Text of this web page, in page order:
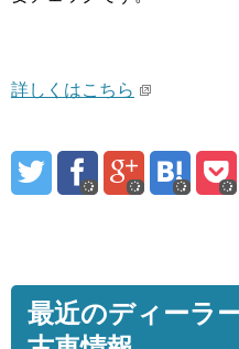
詳しくはこちら
最近のディーラ